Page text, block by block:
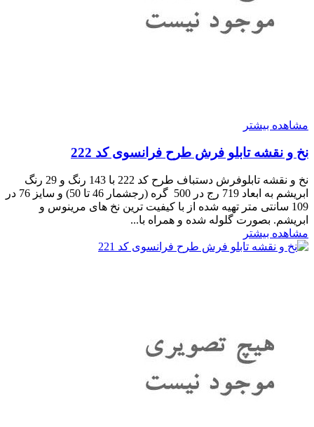
مشاهده بیشتر
نخ و نقشه تابلو فرش طرح فرانسوی کد 222
نخ و نقشه تابلوفرش دستباف طرح کد 222 با 143 رنگ و 29 رنگ
ابریشم به ابعاد 719 رج در 500 گره (رجشمار 46 تا 50) و سایز 76 در
109 سانتی متر تهیه شده از با کیفیت ترین نخ های مرینوس و
ابریشم. بصورت گلوله شده و همراه با...
مشاهده بیشتر